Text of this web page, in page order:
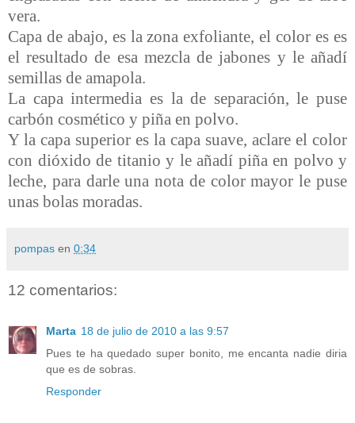
vera.
Capa de abajo, es la zona exfoliante, el color es es
el resultado de esa mezcla de jabones y le añadí
semillas de amapola.
La capa intermedia es la de separación, le puse
carbón cosmético y piña en polvo.
Y la capa superior es la capa suave, aclare el color
con dióxido de titanio y le añadí piña en polvo y
leche, para darle una nota de color mayor le puse
unas bolas moradas.
pompas en 0:34
12 comentarios:
Marta 18 de julio de 2010 a las 9:57
Pues te ha quedado super bonito, me encanta nadie diria
que es de sobras.
Responder